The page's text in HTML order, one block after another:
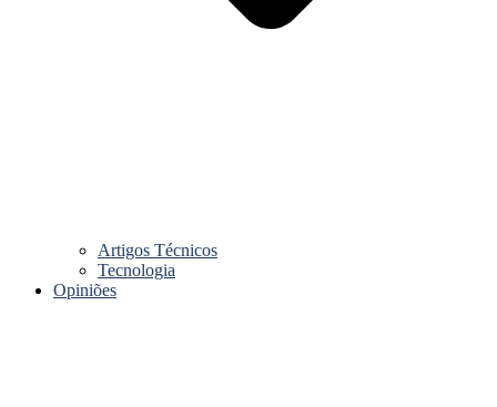
Artigos Técnicos
Tecnologia
Opiniões